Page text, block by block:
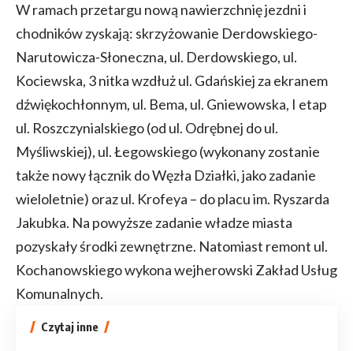
W ramach przetargu nową nawierzchnię jezdni i
chodników zyskają: skrzyżowanie Derdowskiego-
Narutowicza-Słoneczna, ul. Derdowskiego, ul.
Kociewska, 3 nitka wzdłuż ul. Gdańskiej za ekranem
dźwiękochłonnym, ul. Bema, ul. Gniewowska, I etap
ul. Roszczynialskiego (od ul. Odrębnej do ul.
Myśliwskiej), ul. Łegowskiego (wykonany zostanie
także nowy łącznik do Węzła Działki, jako zadanie
wieloletnie) oraz ul. Krofeya – do placu im. Ryszarda
Jakubka. Na powyższe zadanie władze miasta
pozyskały środki zewnętrzne. Natomiast remont ul.
Kochanowskiego wykona wejherowski Zakład Usług
Komunalnych.
Czytaj inne